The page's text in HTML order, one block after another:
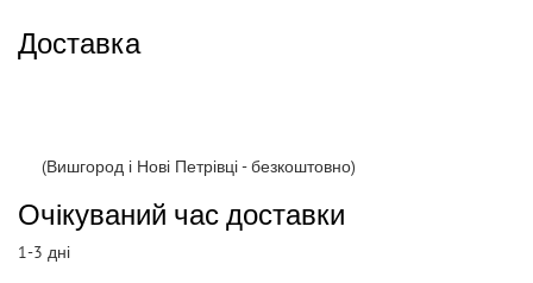
Доставка
(Вишгород і Нові Петрівці - безкоштовно)
Очікуваний час доставки
1-3 дні